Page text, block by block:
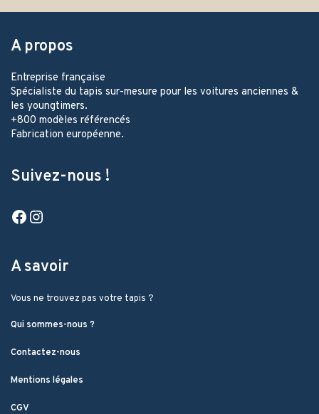
A propos
Entreprise française
Spécialiste du tapis sur-mesure pour les voitures anciennes &
les youngtimers.
+800 modèles référencés
Fabrication européenne.
Suivez-nous !
Facebook
A savoir
Vous ne trouvez pas votre tapis ?
Qui sommes-nous ?
Contactez-nous
Mentions légales
CGV